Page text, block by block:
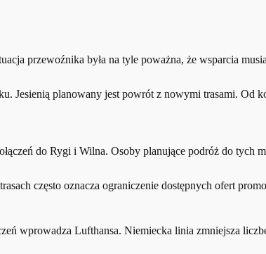
przewoźnika była na tyle poważna, że wsparcia
Jesienią planowany jest powrót z nowymi trasami. Od
do Rygi i Wilna. Osoby planujące podróż do tych
często oznacza ograniczenie dostępnych ofert
wprowadza Lufthansa. Niemiecka linia zmniejsza